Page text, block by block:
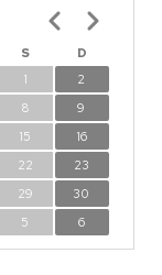
S
D
1
2
8
9
15
16
22
23
29
30
5 6
Paginación